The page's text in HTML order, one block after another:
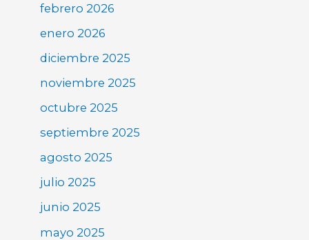
febrero 2026
enero 2026
diciembre 2025
noviembre 2025
octubre 2025
septiembre 2025
agosto 2025
julio 2025
junio 2025
mayo 2025